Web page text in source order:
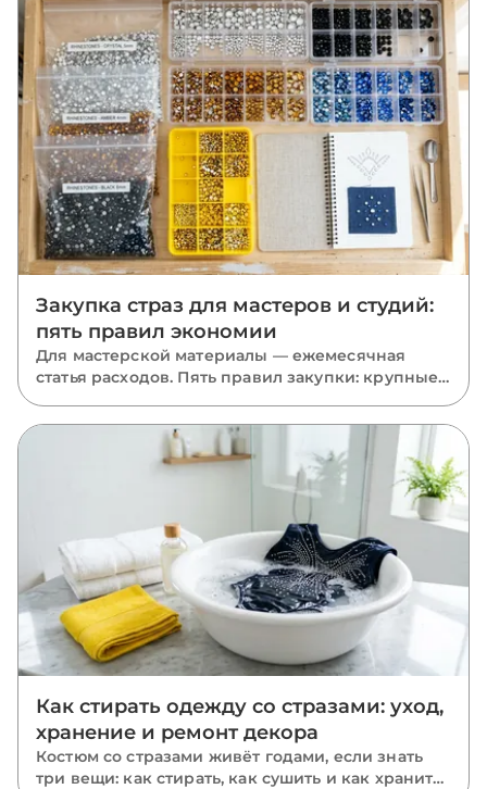
Закупка страз для мастеров и студий:
пять правил экономии
Для мастерской материалы — ежемесячная
статья расходов. Пять правил закупки: крупные
там, где он уместен, и одна партия на проект.
Как стирать одежду со стразами: уход,
хранение и ремонт декора
Костюм со стразами живёт годами, если знать
три вещи: как стирать, как сушить и как хранить.